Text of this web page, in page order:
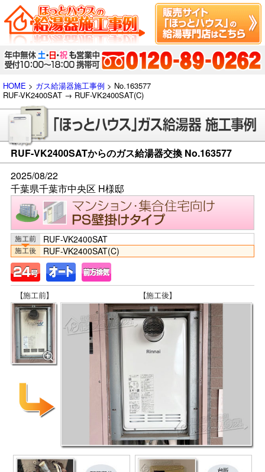
HOME > ガス給湯器施工事例 > No.163577
RUF-VK2400SAT → RUF-VK2400SAT(C)
RUF-VK2400SATからのガス給湯器交換 No.163577
2025/08/22
千葉県千葉市中央区 H様邸
RUF-VK2400SAT
RUF-VK2400SAT(C)